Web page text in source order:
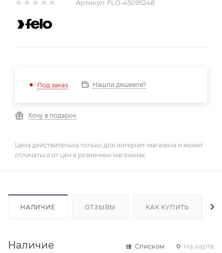
Артикул: FLO-45095248
Под заказ Нашли дешевле?
Хочу в подарок
Цена действительна только для интернет-магазина и может
отличаться от цен в розничных магазинах
НАЛИЧИЕ ОТЗЫВЫ КАК КУПИТЬ
Наличие Списком На карте